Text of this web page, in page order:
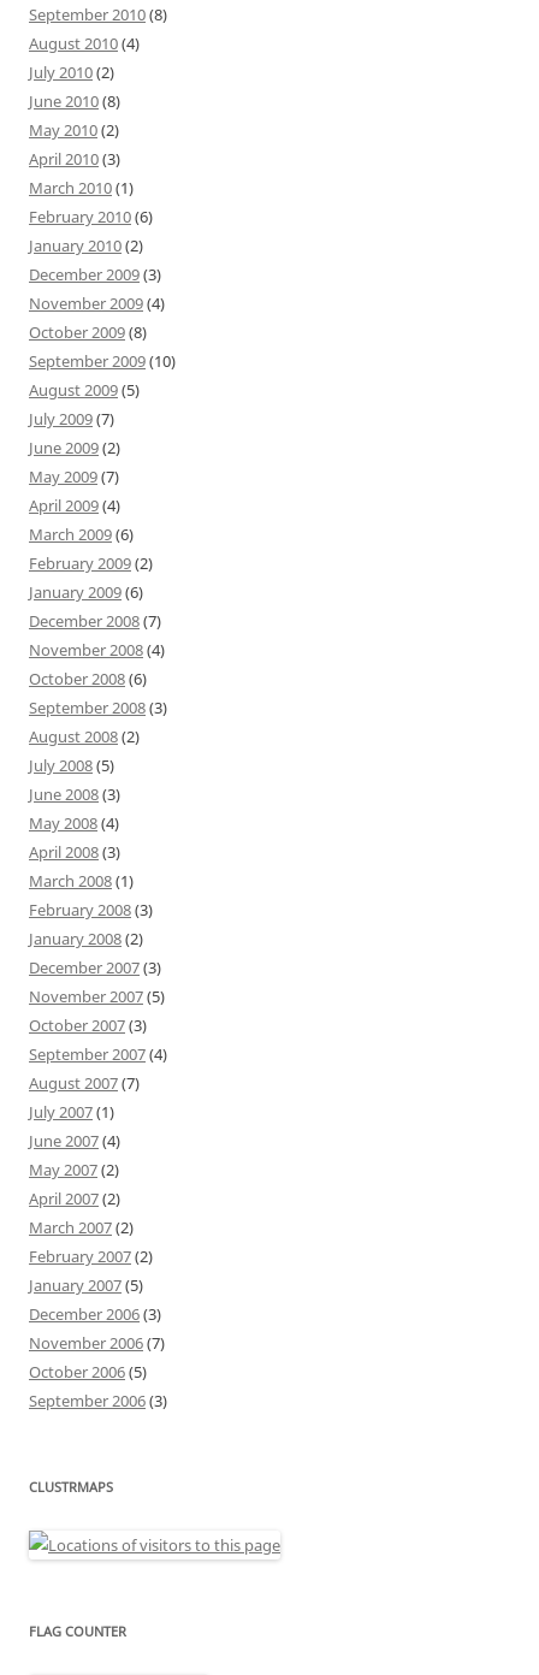
September 2010(8)
August 2010(4)
July 2010(2)
June 2010(8)
May 2010(2)
April 2010(3)
March 2010(1)
February 2010(6)
January 2010(2)
December 2009(3)
November 2009(4)
October 2009(8)
September 2009(10)
August 2009(5)
July 2009(7)
June 2009(2)
May 2009(7)
April 2009(4)
March 2009(6)
February 2009(2)
January 2009(6)
December 2008(7)
November 2008(4)
October 2008(6)
September 2008(3)
August 2008(2)
July 2008(5)
June 2008(3)
May 2008(4)
April 2008(3)
March 2008(1)
February 2008(3)
January 2008(2)
December 2007(3)
November 2007(5)
October 2007(3)
September 2007(4)
August 2007(7)
July 2007(1)
June 2007(4)
May 2007(2)
April 2007(2)
March 2007(2)
February 2007(2)
January 2007(5)
December 2006(3)
November 2006(7)
October 2006(5)
September 2006(3)
CLUSTRMAPS
FLAG COUNTER